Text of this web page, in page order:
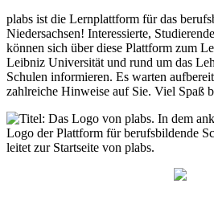
plabs ist die Lernplattform für das
Niedersachsen! Interessierte,
können sich über diese Plattform zum
Leibniz Universität und rund um das
Schulen informieren. Es warten
zahlreiche Hinweise auf Sie. Viel Spaß